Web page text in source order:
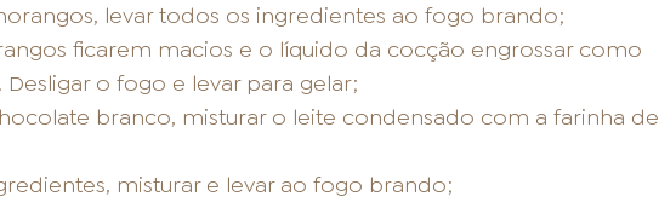
levar todos os ingredientes ao fogo brando;
ficarem macios e o líquido da cocção engrossar como
Desligar o fogo e levar para gelar;
branco, misturar o leite condensado com a farinha de
misturar e levar ao fogo brando;